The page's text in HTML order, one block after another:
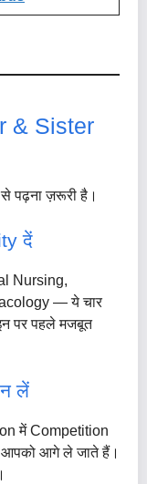
& Sister
पढ़ना ज़रूरी है।
दें
Nursing,
— ये चार
पर पहले मजबूत
लें
में Competition
आपको आगे ले जाते हैं।